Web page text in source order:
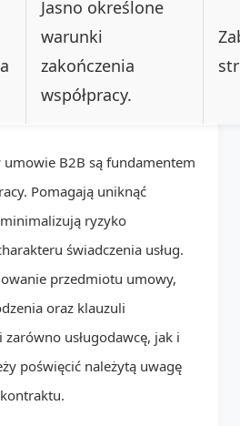
Jasno określone
warunki
zakończenia
współpracy.
umowie B2B są fundamentem
Pomagają uniknąć
ryzyko
świadczenia usług.
przedmiotu umowy,
oraz klauzuli
usługodawcę, jak i
poświęcić należytą uwagę